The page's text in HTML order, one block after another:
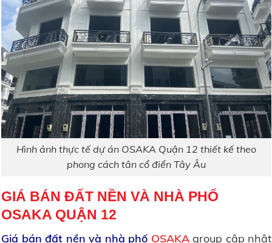
Hình ảnh thực tế dự án OSAKA Quận 12 thiết kế theo
phong cách tân cổ điển Tây Âu
GIÁ BÁN ĐẤT NỀN VÀ NHÀ PHỐ
OSAKA QUẬN 12
Giá bán đất nền và nhà phố OSAKAgroup cập nhật